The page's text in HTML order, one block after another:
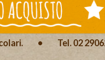
• Tel. 02